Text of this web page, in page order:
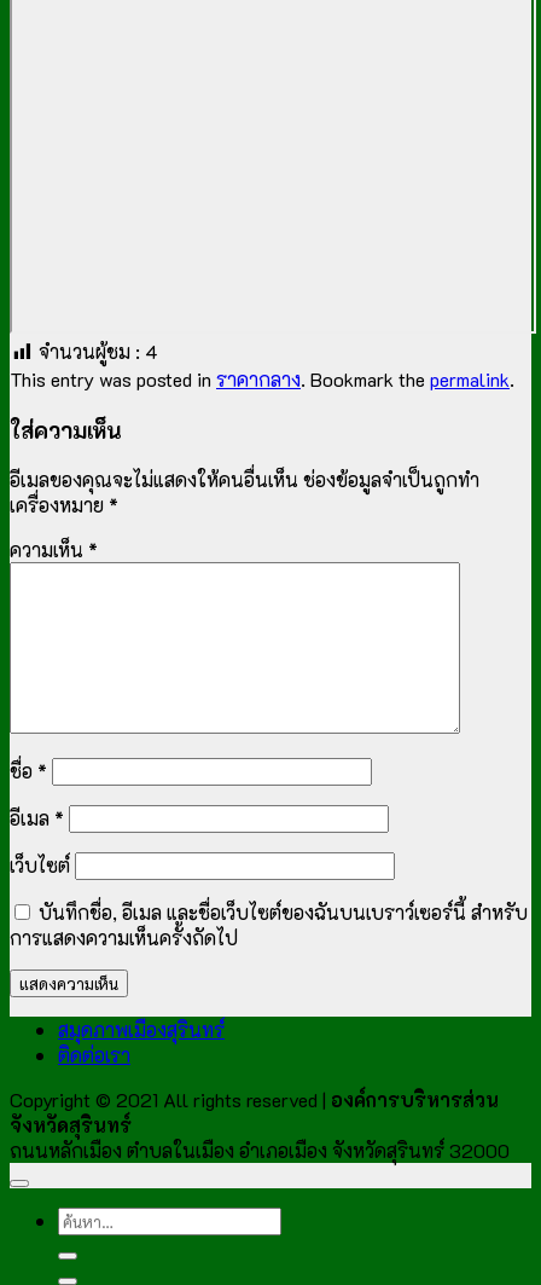
จำนวนผู้ชม : 4
This entry was posted in ราคากลาง. Bookmark the permalink.
ใส่ความเห็น
อีเมลของคุณจะไม่แสดงให้คนอื่นเห็น ช่องข้อมูลจำเป็นถูกทำ
เครื่องหมาย *
ความเห็น *
ชื่อ *
อีเมล *
เว็บไซต์
บันทึกชื่อ, อีเมล และชื่อเว็บไซต์ของฉันบนเบราว์เซอร์นี้ สำหรับ
การแสดงความเห็นครั้งถัดไป
สมุดภาพเมืองสุรินทร์
ติดต่อเรา
Copyright © 2021 All rights reserved | องค์การบริหารส่วน
จังหวัดสุรินทร์
ถนนหลักเมือง ตำบลในเมือง อำเภอเมือง จังหวัดสุรินทร์ 32000